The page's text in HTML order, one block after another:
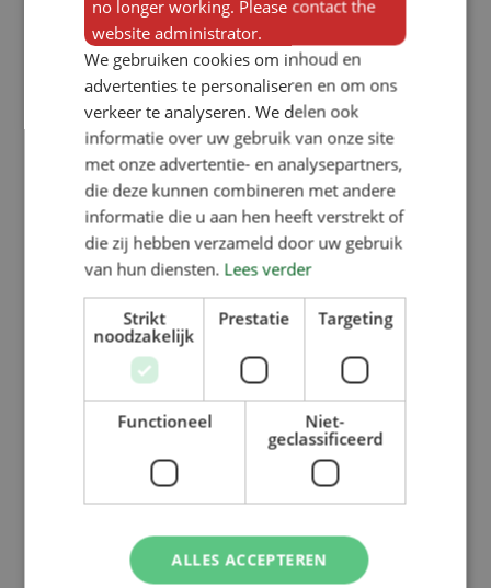
geen optie. “In onze branche is het
produceren in voorraad geen optie,
dus krijgt de klant te maken met
levertijden. Daar zitten ze vaak niet
op te wachten. En daarnaast is het
transport naar Europa ook niet
goedkoop, dus wij kiezen ervoor om
in ons werkgebied ook de productie
Niet alleen de productie, maar ook
het onderzoek houdt Verba liever in
de regio. Al sinds jaar en dag
onderhoudt het bedrijf warme
contacten met VIC Sterksel. Onder
meer de biggennesten in het Pro
Dromi-principe worden door Verba
no longer working. Please contact the
website administrator.
We gebruiken cookies om inhoud en
advertenties te personaliseren en om ons
verkeer te analyseren. We delen ook
informatie over uw gebruik van onze site
met onze advertentie- en analysepartners,
die deze kunnen combineren met andere
informatie die u aan hen heeft verstrekt of
die zij hebben verzameld door uw gebruik
van hun diensten. Lees verder
Strikt
noodzakelijk
Prestatie Targeting
Functioneel
Niet-
geclassificeerd
ALLES ACCEPTEREN